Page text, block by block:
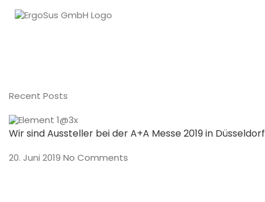
Recent Posts
Wir sind Aussteller bei der A+A Messe 2019 in Düsseldorf
20. Juni 2019 No Comments